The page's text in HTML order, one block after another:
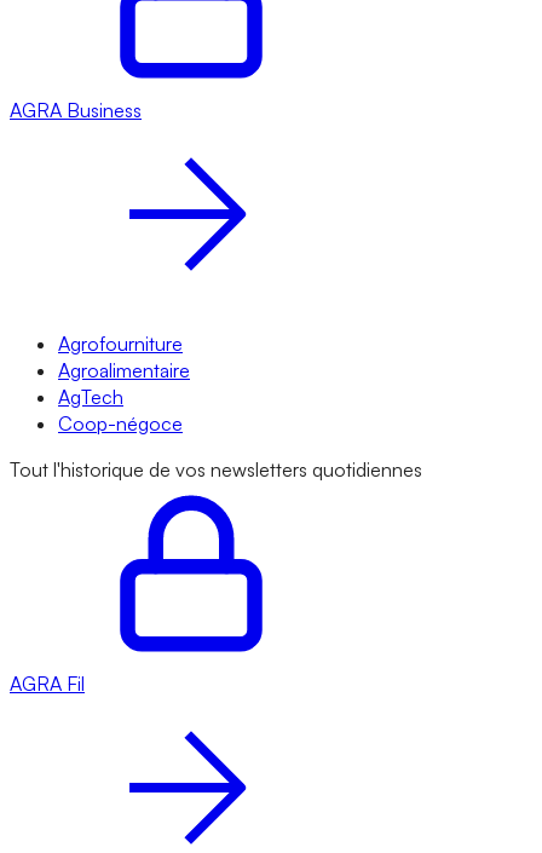
AGRA Business
Agrofourniture
Agroalimentaire
AgTech
Coop-négoce
Tout l'historique de vos newsletters quotidiennes
AGRA Fil